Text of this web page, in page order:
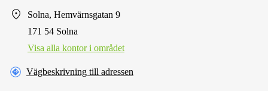
Solna, Hemvärnsgatan 9
171 54 Solna
Visa alla kontor i området
Vägbeskrivning till adressen